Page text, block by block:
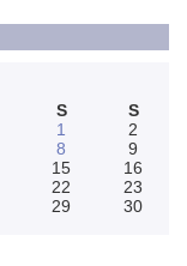
S
S
1
2
8
9
15
16
22
23
29
30